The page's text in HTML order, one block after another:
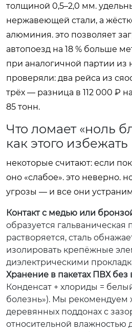
толщиной 0,5–2,0 мм.
нержавеющей стали, а
алюминия. это позволяет
автопоезд на 18 % больше
при аналогичной партии
проверяли: два рейса из
трёх — разница в 112 000 ₽
85 тонн.
Что ломает «ноль
как этого избежать
некоторые считают: если
оно «слабое». это неверно.
угрозы — и все они
Контакт с медью или
образуется гальваническая
растворяется, сталь
изолировать крепёжные
диэлектрическими
Хранение в пакетах ПВХ без
Конденсат + хлориды =
болезнь»). Мы рекомендуем
деревянных поддонах с
относительной влажностью